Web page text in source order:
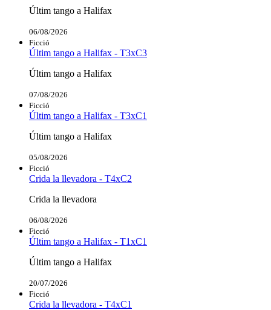
Últim tango a Halifax
06/08/2026
Ficció
Últim tango a Halifax - T3xC3
Últim tango a Halifax
07/08/2026
Ficció
Últim tango a Halifax - T3xC1
Últim tango a Halifax
05/08/2026
Ficció
Crida la llevadora - T4xC2
Crida la llevadora
06/08/2026
Ficció
Últim tango a Halifax - T1xC1
Últim tango a Halifax
20/07/2026
Ficció
Crida la llevadora - T4xC1